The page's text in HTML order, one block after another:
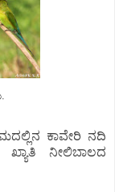
ಕಾವೇರಿ ನದಿ
ಖ್ಯಾತಿ ನೀಲಿಬಾಲದ